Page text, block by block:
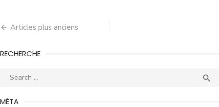
Articles plus anciens
RECHERCHE

MÉTA